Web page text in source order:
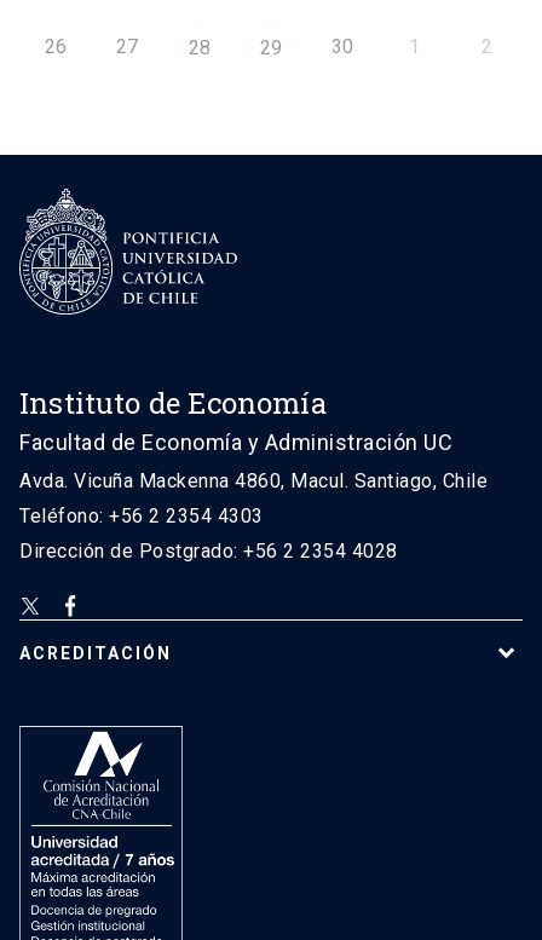
26 27 28 29 30 1 2
Instituto de Economía
Facultad de Economía y Administración UC
Avda. Vicuña Mackenna 4860, Macul. Santiago, Chile
Teléfono: +56 2 2354 4303
Dirección de Postgrado: +56 2 2354 4028
ACREDITACIÓN